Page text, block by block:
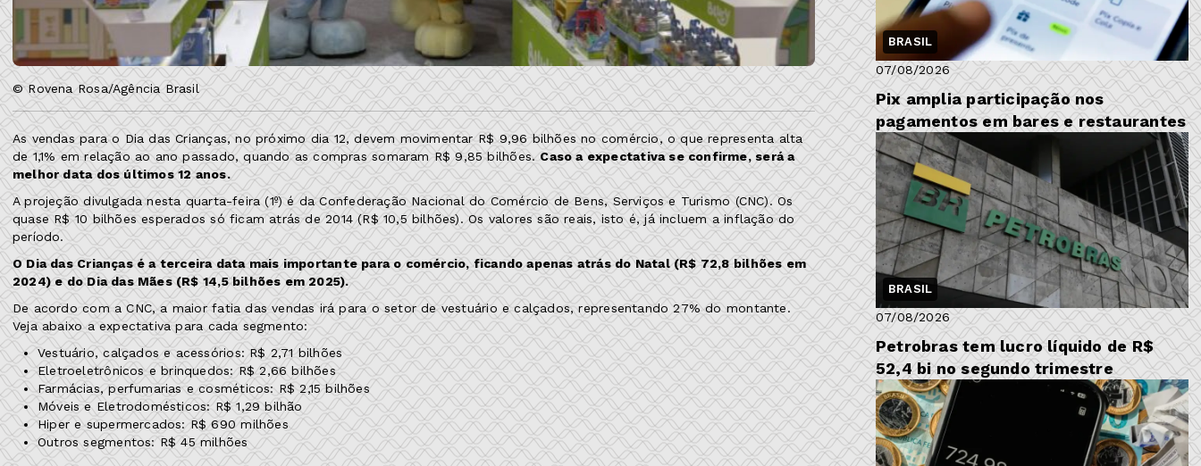
© Rovena Rosa/Agência Brasil
As vendas para o Dia das Crianças, no próximo dia 12, devem movimentar R$ 9,96 bilhões no comércio, o que representa alta
de 1,1% em relação ao ano passado, quando as compras somaram R$ 9,85 bilhões. Caso a expectativa se confirme, será a
melhor data dos últimos 12 anos.
A projeção divulgada nesta quarta-feira (1º) é da Confederação Nacional do Comércio de Bens, Serviços e Turismo (CNC). Os
quase R$ 10 bilhões esperados só ficam atrás de 2014 (R$ 10,5 bilhões). Os valores são reais, isto é, já incluem a inflação do
período.
O Dia das Crianças é a terceira data mais importante para o comércio, ficando apenas atrás do Natal (R$ 72,8 bilhões em
2024) e do Dia das Mães (R$ 14,5 bilhões em 2025).
De acordo com a CNC, a maior fatia das vendas irá para o setor de vestuário e calçados, representando 27% do montante.
Veja abaixo a expectativa para cada segmento:
Vestuário, calçados e acessórios: R$ 2,71 bilhões
Eletroeletrônicos e brinquedos: R$ 2,66 bilhões
Farmácias, perfumarias e cosméticos: R$ 2,15 bilhões
Móveis e Eletrodomésticos: R$ 1,29 bilhão
Hiper e supermercados: R$ 690 milhões
Outros segmentos: R$ 45 milhões
BRASIL
07/08/2026
Pix amplia participação nos
pagamentos em bares e restaurantes
BRASIL
07/08/2026
Petrobras tem lucro líquido de R$
52,4 bi no segundo trimestre